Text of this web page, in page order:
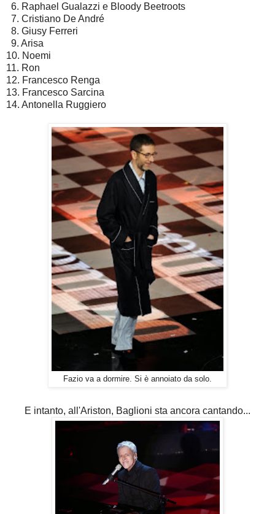
6. Raphael Gualazzi e Bloody Beetroots
7. Cristiano De André
8. Giusy Ferreri
9. Arisa
10. Noemi
11. Ron
12. Francesco Renga
13. Francesco Sarcina
14. Antonella Ruggiero
Fazio va a dormire. Si è annoiato da solo.
E intanto, all'Ariston, Baglioni sta ancora cantando...